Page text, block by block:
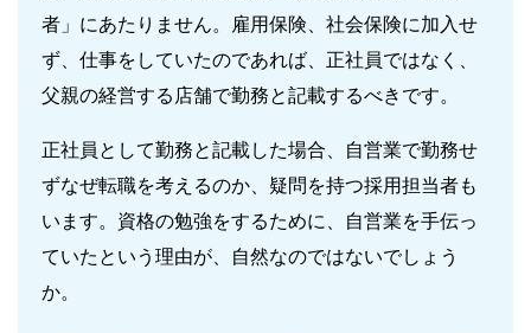
者」にあたりません。雇用保険、社会保険に加入せ
ず、仕事をしていたのであれば、正社員ではなく、
父親の経営する店舗で勤務と記載するべきです。
正社員として勤務と記載した場合、自営業で勤務せ
ずなぜ転職を考えるのか、疑問を持つ採用担当者も
います。資格の勉強をするために、自営業を手伝っ
ていたという理由が、自然なのではないでしょう
か。